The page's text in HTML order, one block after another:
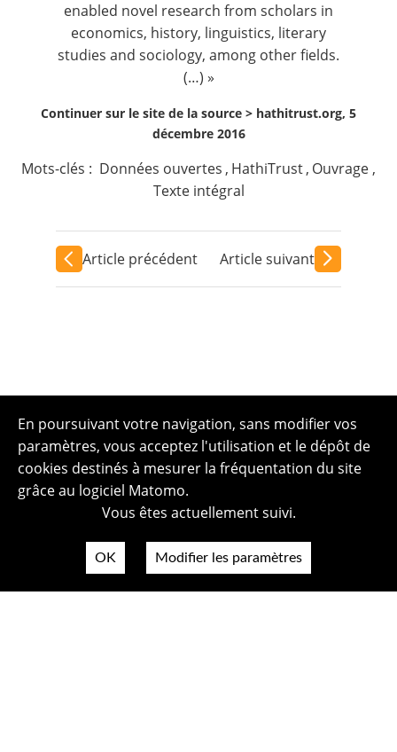
enabled novel research from scholars in
economics, history, linguistics, literary
studies and sociology, among other fields.
(…) »
Continuer sur le site de la source > hathitrust.org, 5
décembre 2016
Mots-clés : Données ouvertes , HathiTrust, Ouvrage ,
Texte intégral
Article précédent Article suivant
En poursuivant votre navigation, sans modifier vos
paramètres, vous acceptez l'utilisation et le dépôt de
cookies destinés à mesurer la fréquentation du site
grâce au logiciel Matomo.
Vous êtes actuellement suivi.
OK Modifier les paramètres